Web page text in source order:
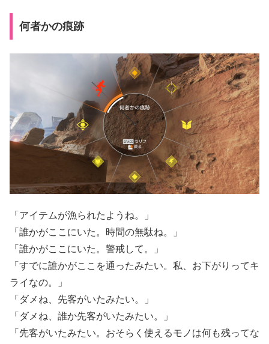
何者かの痕跡
「アイテムが漁られたようね。」
「誰かがここにいた。時間の無駄ね。」
「誰かがここにいた。警戒して。」
「すでに誰かがここを通ったみたい。私、お下がりってキ
ライなの。」
「ダメね、先客がいたみたい。」
「ダメね、誰か先客がいたみたい。」
「先客がいたみたい。おそらく使えるモノは何も残ってな